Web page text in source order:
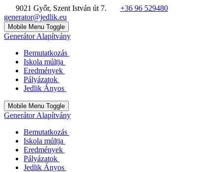
9021 Győr, Szent István út 7.
+36 96 529480
generator@jedlik.eu
Mobile Menu Toggle
Generátor Alapítvány
Bemutatkozás
Iskola múltja
Eredmények
Pályázatok
Jedlik Ányos
Mobile Menu Toggle
Generátor Alapítvány
Bemutatkozás
Iskola múltja
Eredmények
Pályázatok
Jedlik Ányos